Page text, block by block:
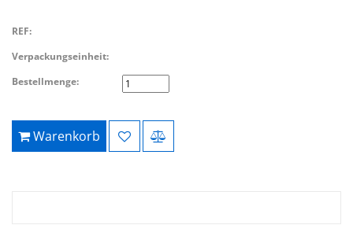
REF:
Verpackungseinheit:
Bestellmenge:
Warenkorb